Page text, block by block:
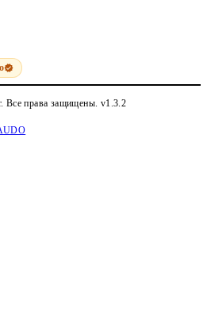
Все права защищены. v1.3.2